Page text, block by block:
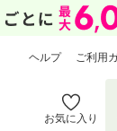
ヘルプ ご利用
お気に入り